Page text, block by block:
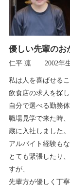
優しい先輩のお
仁平 凛 2002年
私は人を喜ばせる
飲食店の求人を探し
自分で選べる勤務体
職場見学で来た時
蔵に入社しました。
アルバイト経験も
とても緊張したり
すが、
先輩方が優しく丁